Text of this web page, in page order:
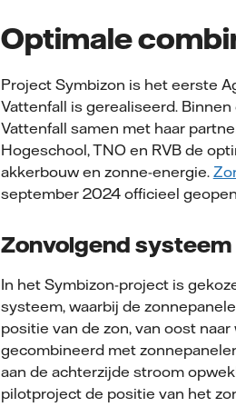
Optimale
Project Symbizon is het eerste
Vattenfall is gerealiseerd.
Vattenfall samen met haar
Hogeschool, TNO en RVB de
akkerbouw en zonne-energie.
september 2024 officieel
Zonvolgend systeem
In het Symbizon-project is
systeem, waarbij de
positie van de zon, van oost
gecombineerd met
aan de achterzijde stroom
pilotproject de positie van het